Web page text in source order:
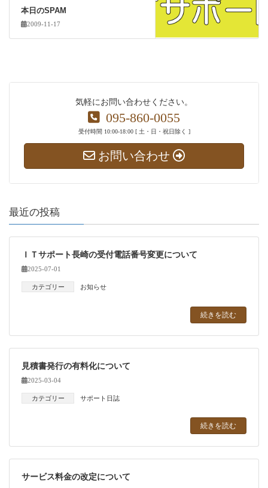
本日のSPAM
2009-11-17
気軽にお問い合わせください。
095-860-0055
受付時間 10:00-18:00 [ 土・日・祝日除く ]
お問い合わせ
最近の投稿
ＩＴサポート長崎の受付電話番号変更について
2025-07-01
カテゴリー お知らせ
続きを読む
見積書発行の有料化について
2025-03-04
カテゴリー サポート日誌
続きを読む
サービス料金の改定について